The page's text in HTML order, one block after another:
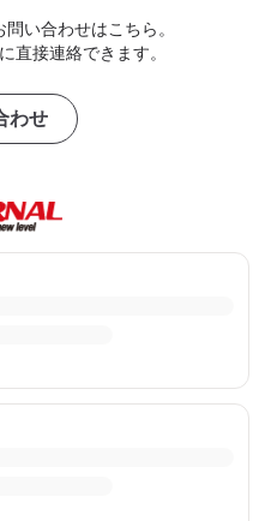
い合わせはこちら。
直接連絡できます。
わせ